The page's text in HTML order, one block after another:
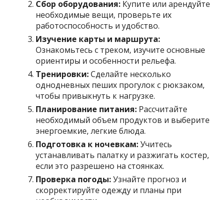
Сбор оборудования: Купите или арендуйте
необходимые вещи, проверьте их
работоспособность и удобство.
Изучение карты и маршрута:
Ознакомьтесь с треком, изучите основные
ориентиры и особенности рельефа.
Тренировки:Сделайте несколько
однодневных пеших прогулок с рюкзаком,
чтобы привыкнуть к нагрузке.
Планирование питания: Рассчитайте
необходимый объем продуктов и выберите
энергоемкие, легкие блюда.
Подготовка к ночевкам:Учитесь
устанавливать палатку и разжигать костер,
если это разрешено на стоянках.
Проверка погоды:Узнайте прогноз и
скорректируйте одежду и планы при